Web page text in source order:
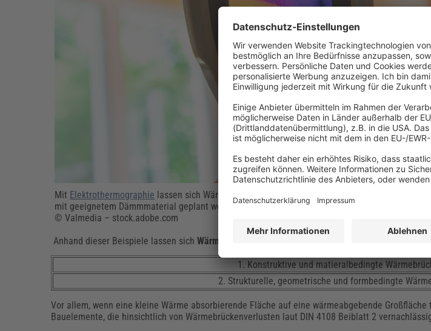
Mit Elektrothermographie lassen sich Wärmebrücken im Bestand gut erkennen. Unter
mit geeignetem Dämmmaterial geplant werden, um energieeffizent zu bauen.
© Valmedia – stock.adobe.com
Anhand dieser Beispiele lassen sichWärmebrücken vor allem in zwei Hauptgruppen
1. Konstruktive und matieralbedingte
2. Strukturelle, geometrische und formbedingte
Vor allem, wenn eine kleine Wärme absorbierende Fläche auf eine wärmeabgebende
Bauelemente, die hinsichtlich von Wärmebrückenverlusten laut DIN 4108 Beiblatt 2